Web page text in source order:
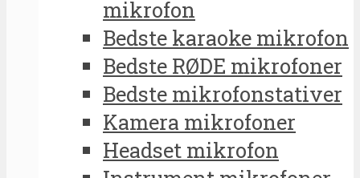
mikrofon
Bedste karaoke mikrofon
Bedste RØDE mikrofoner
Bedste mikrofonstativer
Kamera mikrofoner
Headset mikrofon